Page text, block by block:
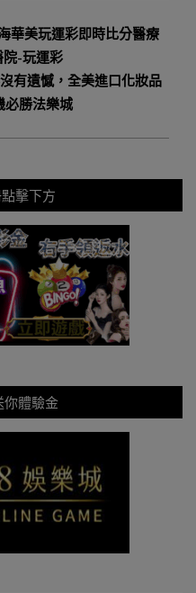
華美玩運彩即時比分醫療
院-玩運彩
有遺憾，全美進口化妝品
必勝法樂城
擊下方
你體驗金